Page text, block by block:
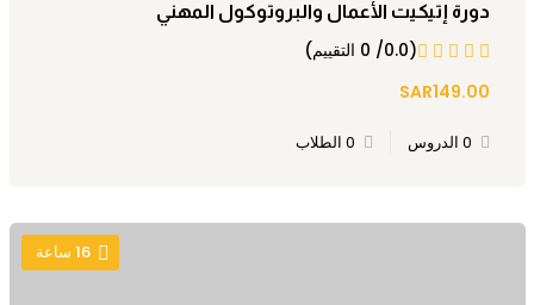
دورة إتيكيت الأعمال والبروتوكول المهني
(0.0/ 0 التقييم)
SAR149.00
0 الدروس 0 الطلاب
16 ساعة